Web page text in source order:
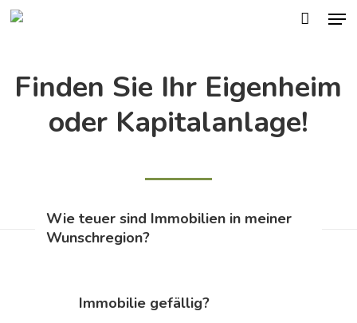
Skip
content
Finden Sie Ihr Eigenheim
oder Kapitalanlage!
Wie teuer sind Immobilien in meiner
Wunschregion?
Immobilie gefällig?